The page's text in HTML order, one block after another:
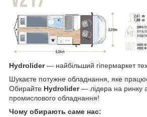
Hydrolider— найбільший гіпермаркет
Шукаєте потужне обладнання, яке
Обирайте Hydrolider— лідера на ринку
промислового обладнання!
Чому обирають саме нас: